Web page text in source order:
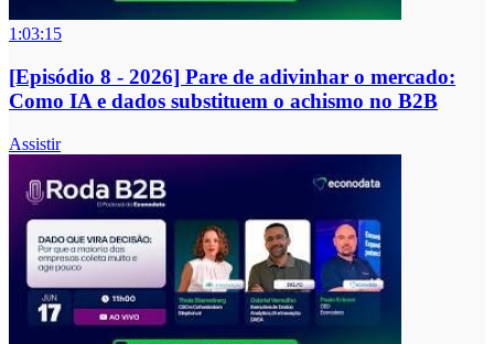
1:03:15
[Episódio 8 - 2026] Pare de adivinhar o mercado:
Como IA e dados substituem o achismo no B2B
Assistir